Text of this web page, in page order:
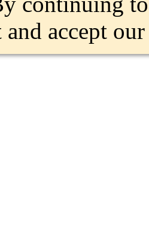
and accept